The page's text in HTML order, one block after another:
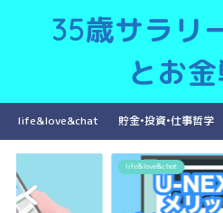
35歳サラリ
とお
life&love&chat 貯金•投資•仕事哲学
life&love&chat